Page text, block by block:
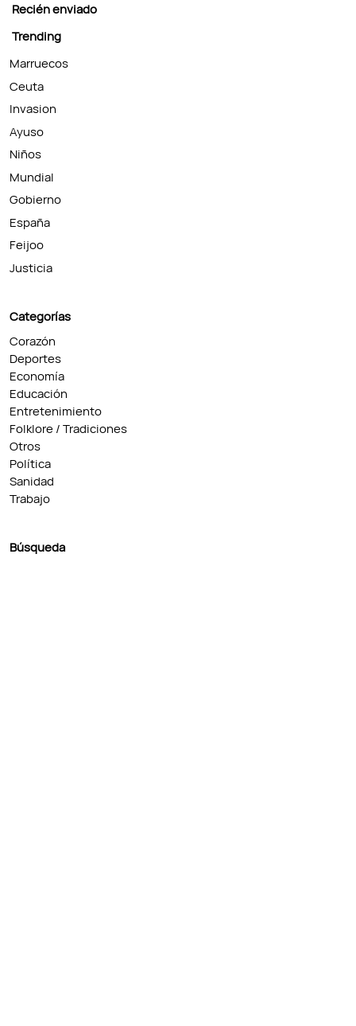
Recién enviado
Trending
Marruecos
Ceuta
Invasion
Ayuso
Niños
Mundial
Gobierno
España
Feijoo
Justicia
Categorías
Corazón
Deportes
Economía
Educación
Entretenimiento
Folklore / Tradiciones
Otros
Política
Sanidad
Trabajo
Búsqueda